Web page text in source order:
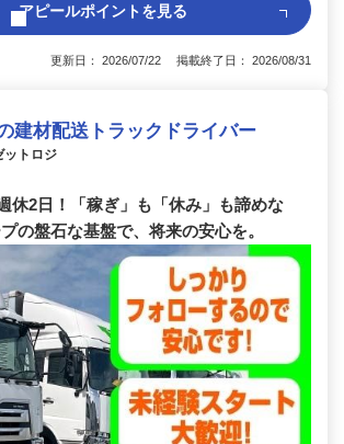
アピールポイントを見る
更新日： 2026/07/22 掲載終了日： 2026/08/31
建材配送トラックドライバー
ットロジ
休2日！「稼ぎ」も「休み」も諦めな
の盤石な基盤で、将来の安心を。